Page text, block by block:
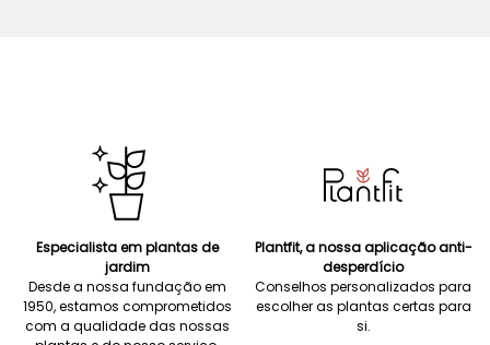
Especialista em plantas de
jardim
Desde a nossa fundação em
1950, estamos comprometidos
com a qualidade das nossas
Plantfit, a nossa aplicação anti-
desperdício
Conselhos personalizados para
escolher as plantas certas para
si.